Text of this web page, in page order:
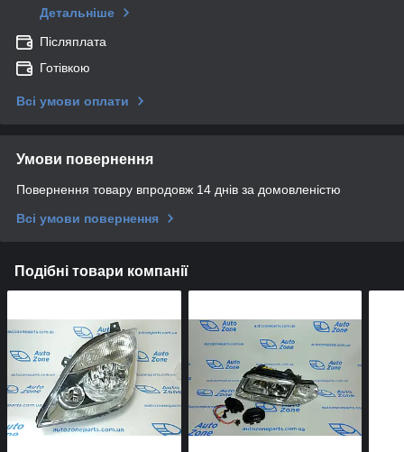
Детальніше
Післяплата
Готівкою
Всі умови оплати
Умови повернення
Повернення товару впродовж 14 днів за домовленістю
Всі умови повернення
Подібні товари компанії